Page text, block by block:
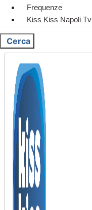
Frequenze
Kiss Kiss Napoli Tv
Cerca